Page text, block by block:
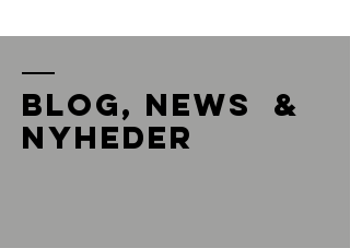
BLOG, NEWS &
nYheder